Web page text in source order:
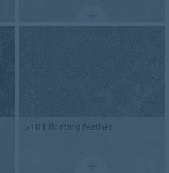
5101 floating feather